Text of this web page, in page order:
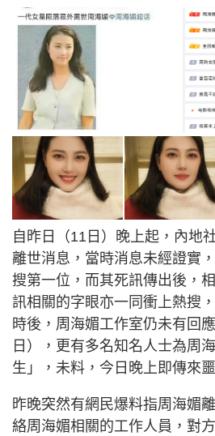
自昨日（11日）晚上起，內地
離世消息，當時消息未經證實
搜第一位，而其死訊傳出後，
訊相關的字眼亦一同衝上熱搜
時後，周海媚工作室仍未有回
日），更有多名知名人士為周
生」，未料，今日晚上即傳來噩
昨晚突然有網民爆料指周海媚
絡周海媚相關的工作人員，對